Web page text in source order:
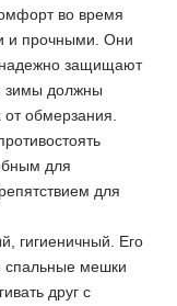
во время
и прочными. Они
надежно защищают
зимы должны
от обмерзания.
для
для
гигиеничный. Его
спальные мешки
друг с